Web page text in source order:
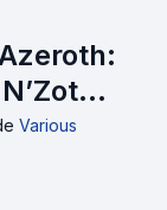
Various